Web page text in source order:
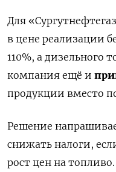
Для
в цене реализации
110%, а дизельного
компания ещё и
продукции вместо
Решение
снижать налоги,
рост цен на